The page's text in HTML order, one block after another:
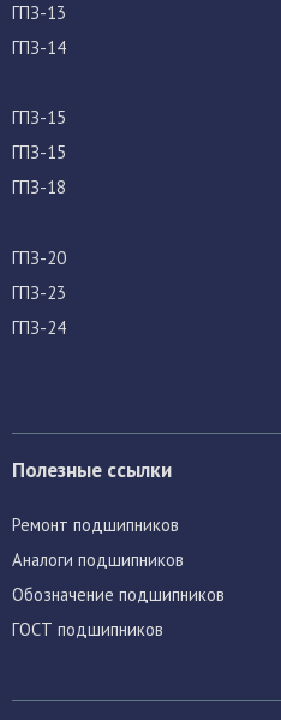
ГПЗ-13
ГПЗ-14
ГПЗ-15
ГПЗ-15
ГПЗ-18
ГПЗ-20
ГПЗ-23
ГПЗ-24
Полезные ссылки
Ремонт подшипников
Аналоги подшипников
Обозначение подшипников
ГОСТ подшипников